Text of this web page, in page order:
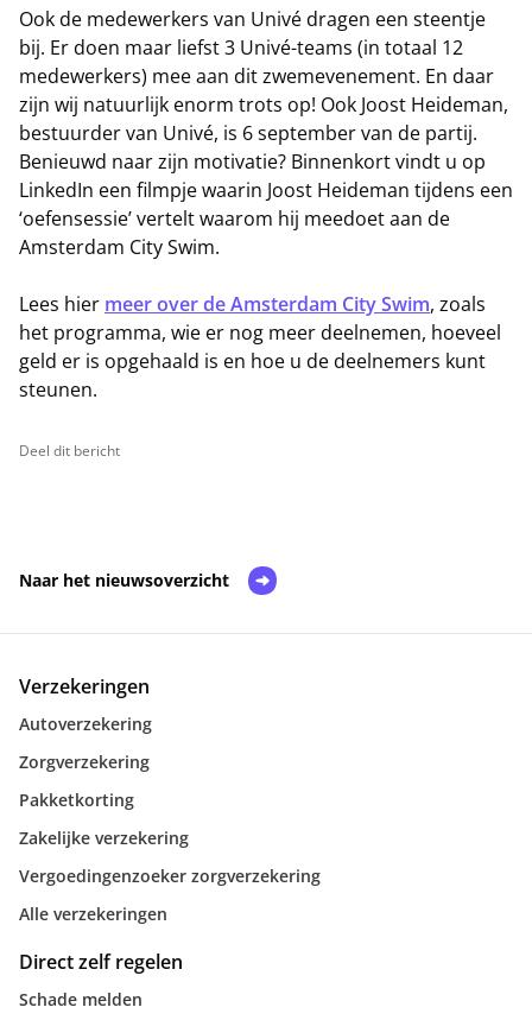
Ook de medewerkers van Univé dragen een steentje
bij. Er doen maar liefst 3 Univé-teams (in totaal 12
medewerkers) mee aan dit zwemevenement. En daar
zijn wij natuurlijk enorm trots op! Ook Joost Heideman,
bestuurder van Univé, is 6 september van de partij.
Benieuwd naar zijn motivatie? Binnenkort vindt u op
LinkedIn een filmpje waarin Joost Heideman tijdens een
‘oefensessie’ vertelt waarom hij meedoet aan de
Amsterdam City Swim.
Lees hier meer over de Amsterdam City Swim, zoals
het programma, wie er nog meer deelnemen, hoeveel
geld er is opgehaald is en hoe u de deelnemers kunt
steunen.
Deel dit bericht
Naar het nieuwsoverzicht
Verzekeringen
Autoverzekering
Zorgverzekering
Pakketkorting
Zakelijke verzekering
Vergoedingenzoeker zorgverzekering
Alle verzekeringen
Direct zelf regelen
Schade melden